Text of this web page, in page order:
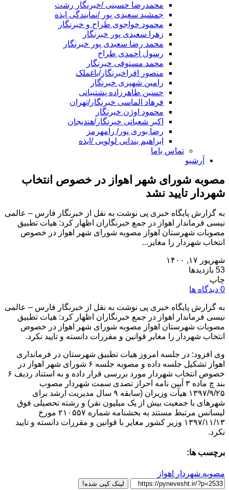
محمدرضا حسینی /خبرنگار رشت
جمشید سعیدی پور /نمایندگی ایذه
محمود خواجوی طراح و خبرنگار
زهرا سعیدی پور خبرنگار
محمد رضا سعیدی پور خبرنگار
رسول احمدی طراح
محمد مستوفی خبرنگار
منصور افراخبرنگار/باغملک
رامین شهپری خبرنگار
حسین طاهرزاده پشتیبانی
فرهاد الماسی خبرنگار/تهران
محمود اوژن خبرنگار
اکبر شعبانی خبرنگار/هندیجان
رضا بوری پور/ رامهرمز
ابراهیم بندانی لولویی /ایذه
تماس باما
آرشیو
مصوبه شورای شهر اهواز در خصوص انتخاب
شهردار تایید نشد
به گزارش پایگاه خبری پی نوشت به نقل از خبرنگار فارس – عالمی
نیسی فرماندار اهواز در جمع خبرنگاران اظهار کرد: هیات تطبیق
مصوبات شهرستان اهواز مصوبه شورای شهر اهواز در خصوص
انتخاب شهردار را مغایر...
شهریور ۱۷, ۱۴۰۰
53 بازدیدها
چاپ
0 دیدگاه ها
به گزارش پایگاه خبری پی نوشت به نقل از خبرنگار فارس – عالمی
نیسی فرماندار اهواز در جمع خبرنگاران اظهار کرد: هیات تطبیق
مصوبات شهرستان اهواز مصوبه شورای شهر اهواز در خصوص
انتخاب شهردار را مغایر قوانین و مقررات دانسته و تایید نکرد.
وی افزود: در جلسه امروز هیات تطبیق شهرستان در فرمانداری
اهواز تشکیل جلسه داده و مصوبه جلسه ۶ شورای شهر اهواز در
خصوص انتخاب شهردار مورد بررسی قرار داده و به استناد ردیف ۶
بند چ ماده ۳ آیین نامه احراز تصدی سمت شهردار مصوب
۱۳۹۷/۹/۲۵ هیآت وزیران (سابقه ۹ سال مدیریت ارشد برای
شهرهای با جمعیت بیش از یک میلیون نفر) و رشته تحصیلی فوق
لیسانس مرتبط مستند به بخشنامه شماره ۲۱۰۵۵۷ مورخ
۱۳۹۷/۱۱/۱۳ وزیر کشور مغایر با قوانین و مقررات دانسته و تایید
نکرد.
برچسب ها:
مصوبه شهردار اهواز
لینک کپی شده!